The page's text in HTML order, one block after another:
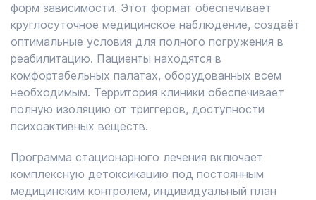
форм зависимости. Этот формат обеспечивает
круглосуточное медицинское наблюдение, создаёт
оптимальные условия для полного погружения в
реабилитацию. Пациенты находятся в
комфортабельных палатах, оборудованных всем
необходимым. Территория клиники обеспечивает
полную изоляцию от триггеров, доступности
психоактивных веществ.
Программа стационарного лечения включает
комплексную детоксикацию под постоянным
медицинским контролем, индивидуальный план